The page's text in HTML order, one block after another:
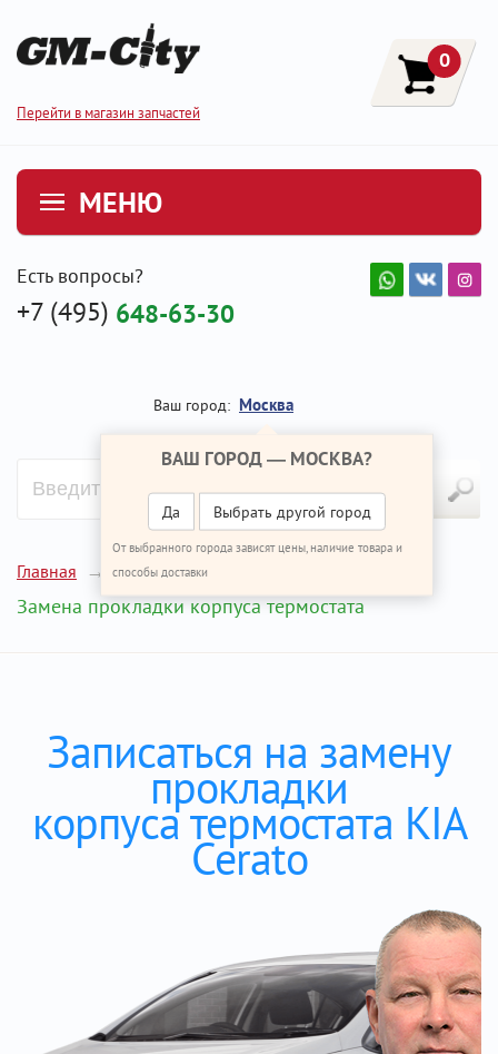
Перейти в магазин запчастей
0
МЕНЮ
Есть вопросы?
+7 (495) 648-63-30
Ваш город: Москва
ВАШ ГОРОД — МОСКВА?
Да Выбрать другой город
От выбранного города зависят цены, наличие товара и
способы доставки
Главная Ремонт КИА Церато
Замена прокладки корпуса термостата
Записаться на замену
прокладки
корпуса термостата KIA
Cerato